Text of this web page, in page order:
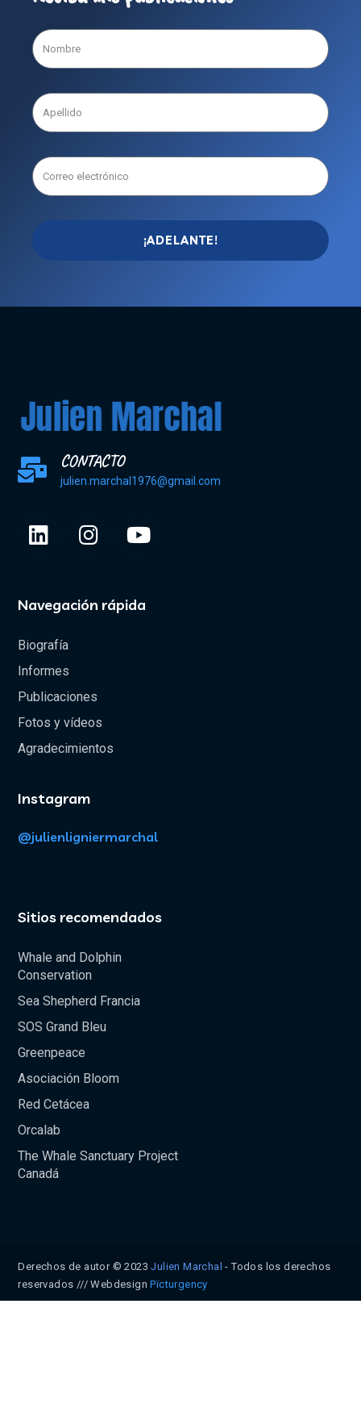
¡ADELANTE!
CONTACTO
julien.marchal1976@gmail.com
Navegación rápida
Biografía
Informes
Publicaciones
Fotos y vídeos
Agradecimientos
Instagram
@julienligniermarchal
Sitios recomendados
Whale and Dolphin
Conservation
Sea Shepherd Francia
SOS Grand Bleu
Greenpeace
Asociación Bloom
Red Cetácea
Orcalab
The Whale Sanctuary Project
Canadá
Derechos de autor © 2023Julien Marchal - Todos los derechos
reservados /// WebdesignPïcturgency